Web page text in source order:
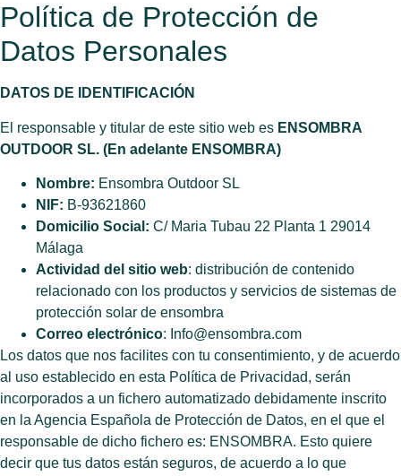
Política de Protección de
Datos Personales
DATOS DE IDENTIFICACIÓN
El responsable y titular de este sitio web es ENSOMBRA
OUTDOOR SL. (En adelante ENSOMBRA)
Nombre: Ensombra Outdoor SL
NIF: B-93621860
Domicilio Social: C/ Maria Tubau 22 Planta 1 29014
Málaga
Actividad del sitio web: distribución de contenido
relacionado con los productos y servicios de sistemas de
protección solar de ensombra
Correo electrónico: Info@ensombra.com
Los datos que nos facilites con tu consentimiento, y de acuerdo
al uso establecido en esta Política de Privacidad, serán
incorporados a un fichero automatizado debidamente inscrito
en la Agencia Española de Protección de Datos, en el que el
responsable de dicho fichero es: ENSOMBRA. Esto quiere
decir que tus datos están seguros, de acuerdo a lo que